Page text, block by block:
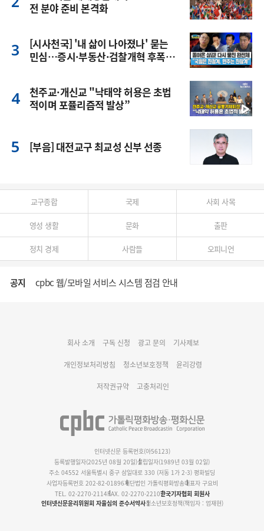
전 분야 준비 본격화
[시사천국] '내 삶이 나아졌나' 묻는
민심…증시·부동산·검찰개혁 후폭
천주교·개신교 "낙태약 허용은 초법
적이며 포퓰리즘적 발상”
[부음] 대전교구 최교성 신부 선종
교구종합 국제 사회 사목
영성 생활 문화 출판
정치 경제 사람들 오피니언
공지 cpbc 웹/모바일 서비스 시스템 점검 안내
명동 미디어큐브 & 1898 미디어월 공모전 수상작 발표
회사 소개 구독 신청 광고 문의 기사제보
개인정보처리방침 청소년보호정책 윤리강령
저작권규약 고충처리인
인터넷신문 등록번호(아56123)
등록발행일자(2025년 08월 20일)설립일자(1989년 03월 02일)
주소 04552 서울특별시 중구 삼일대로 330 (저동 1가 2-3) 평화빌딩
사업자등록번호 202-82-01896재단법인 가톨릭평화방송대표자 구요비
TEL. 02-2270-2114FAX. 02-2270-2210한국기자협회 회원사
인터넷신문윤리위원회 자율심의 준수서약사청소년보호정책(책임자 : 엄재현)